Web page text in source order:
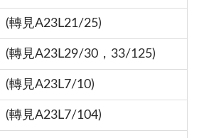
(轉見A23L21/25)
(轉見A23L29/30，33/125)
(轉見A23L7/10)
(轉見A23L7/104)